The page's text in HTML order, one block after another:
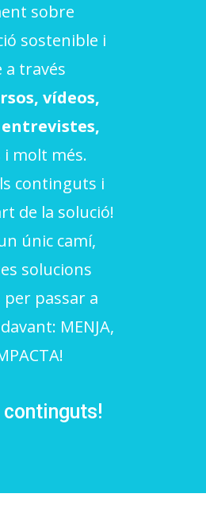
sobre
sostenible i
a través
vídeos,
i molt més.
continguts i
de la solució!
únic camí,
solucions
per passar a
MENJA,
continguts!